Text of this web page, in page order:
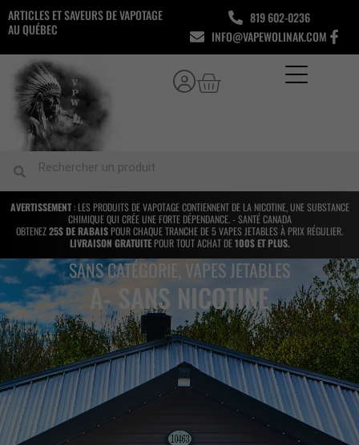
Aller
au
ARTICLES ET SAVEURS DE VAPOTAGE
AU QUÉBEC
819 602-0236
INFO@VAPEWOLINAK.COM
Panier
Rechercher
AVERTISSEMENT: LES PRODUITS DE VAPOTAGE CONTIENNENT DE LA NICOTINE, UNE SUBSTANCE
CHIMIQUE QUI CRÉE UNE FORTE DÉPENDANCE. - SANTÉ CANADA
OBTENEZ25$ DE RABAISPOUR CHAQUE TRANCHE DE 5 VAPES JETABLES À PRIX RÉGULIER.
LIVRAISON GRATUITEPOUR TOUT ACHAT DE100$ ET PLUS.
SANS CATÉGORIE, VAPES JETABLES
A- SANS NICOTINE